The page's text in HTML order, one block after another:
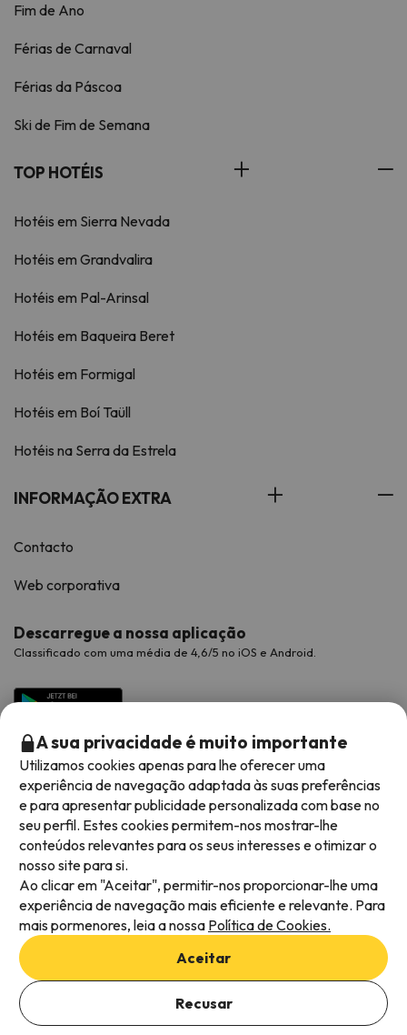
Fim de Ano
Férias de Carnaval
Férias da Páscoa
Ski de Fim de Semana
TOP HOTÉIS
Hotéis em Sierra Nevada
Hotéis em Grandvalira
Hotéis em Pal-Arinsal
Hotéis em Baqueira Beret
Hotéis em Formigal
Hotéis em Boí Taüll
Hotéis na Serra da Estrela
INFORMAÇÃO EXTRA
Contacto
Web corporativa
Descarregue a nossa aplicação
Classificado com uma média de 4,6/5 no iOS e Android.
Métodos de pagamento disponíveis
Termos e condições gerais
Privacidade dos dados
Política de cookies
A sua privacidade é muito importante
Utilizamos cookies apenas para lhe oferecer uma
experiência de navegação adaptada às suas preferências
e para apresentar publicidade personalizada com base no
seu perfil. Estes cookies permitem-nos mostrar-lhe
conteúdos relevantes para os seus interesses e otimizar o
nosso site para si.
Ao clicar em "Aceitar", permitir-nos proporcionar-lhe uma
experiência de navegação mais eficiente e relevante. Para
mais pormenores, leia a nossa Política de Cookies.
Aceitar
Recusar